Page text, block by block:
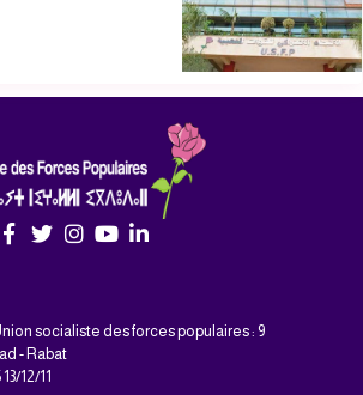
socialiste des forces populaires : 9
- Rabat
12/11